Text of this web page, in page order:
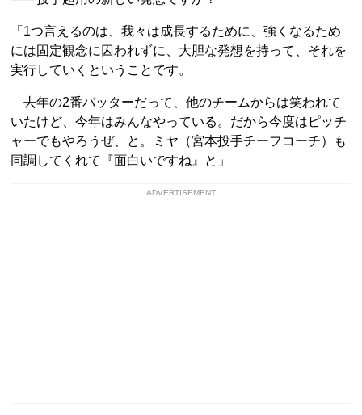
「1つ言えるのは、我々は成長するために、強くなるため
には固定観念に囚われずに、大胆な発想を持って、それを
実行していくということです。
去年の2番バッターだって、他のチームからは笑われて
いたけど、今年はみんなやっている。だから今度はピッチ
ャーでもやろうぜ、と。ミヤ（宮本投手チーフコーチ）も
同調してくれて『面白いですね』と」
ADVERTISEMENT